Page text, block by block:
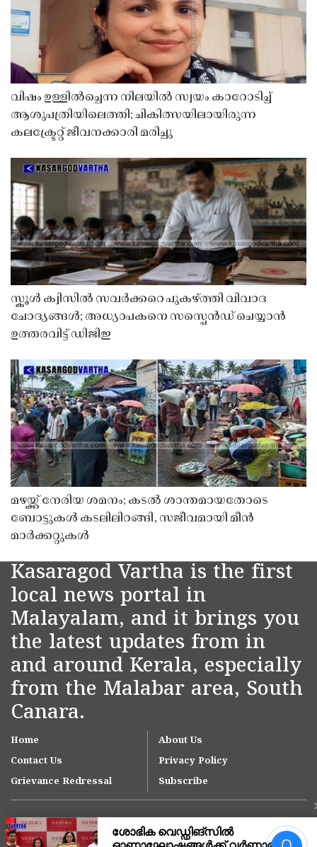
വിഷം ഉള്ളിൽച്ചെന്ന നിലയിൽ സ്വയം കാറോടിച്ച്
ആശുപത്രിയിലെത്തി; ചികിത്സയിലായിരുന്ന
കലക്ട്രേറ്റ് ജീവനക്കാരി മരിച്ചു
സ്കൂൾ ക്വിസിൽ സവർക്കറെ പുകഴ്ത്തി വിവാദ
ചോദ്യങ്ങൾ; അധ്യാപകനെ സസ്പെൻഡ് ചെയ്യാൻ
ഉത്തരവിട്ട് ഡിജിഇ
മഴയ്ക്ക് നേരിയ ശമനം; കടൽ ശാന്തമായതോടെ
ബോട്ടുകൾ കടലിലിറങ്ങി, സജീവമായി മീൻ
മാർക്കറ്റുകൾ
Kasaragod Vartha is the first
local news portal in
Malayalam, and it brings you
the latest updates from in
and around Kerala, especially
from the Malabar area, South
Canara.
Home
About Us
Contact Us
Privacy Policy
Grievance Redressal
Subscribe